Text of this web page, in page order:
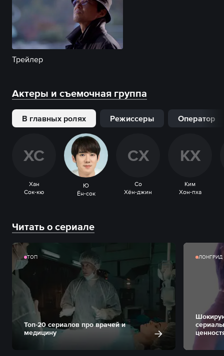
Трейлер
Актеры и съемочная группа
В главных ролях Режиссеры Оператор
ХС
Хан
Сок-кю
Ю
Ён-сок
СХ
Со
Хён-джин
КХ
Ким
Хон-пха
Читать о сериале
ТОП
Топ-20 сериалов про врачей и
медицину
ЛОНГРИД